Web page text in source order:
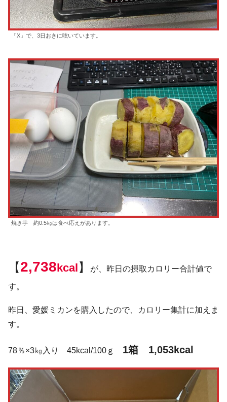
「X」で、3日おきに呟いています。
焼き芋 約0.5㎏は食べ応えがあります。
【2,738 kcal 】 が、昨日の摂取カロリー合計値で
す。
昨日、愛媛ミカンを購入したので、カロリー集計に加えま
す。
78％×3㎏入り 45kcal/100ｇ 1箱 1,053kcal